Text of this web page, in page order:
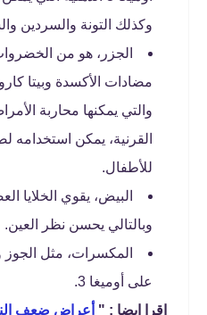
وكذلك التونة والسردين
الجزر، هو من
مضادات الأكسدة وبيتا
والتي يمكنها محاربة
القرنية، يمكن استخدامه
للأطفال.
البيض، يقوي الخلايا
وبالتالي يحسن نظر العين.
المكسرات، مثل الجوز
على أوميغا 3.
اقرا ايضا : " أعراض ضعف